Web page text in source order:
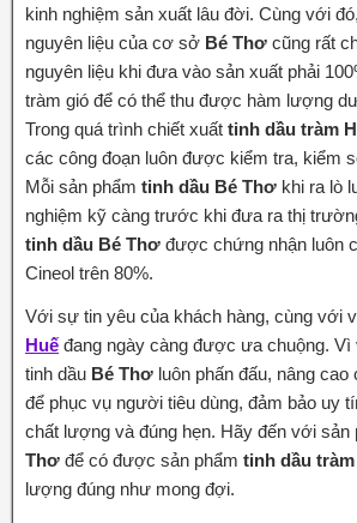
kinh nghiệm sản xuất lâu đời. Cùng với
nguyên liệu của cơ sở Bé Thơ cũng rất
nguyên liệu khi đưa vào sản xuất phải
tràm gió để có thể thu được hàm lượng
Trong quá trình chiết xuất tinh dầu tràm
các công đoạn luôn được kiểm tra, kiểm
Mỗi sản phẩm tinh dầu Bé Thơ khi ra lò
nghiệm kỹ càng trước khi đưa ra thị
tinh dầu Bé Thơ được chứng nhận luôn
Cineol trên 80%.
Với sự tin yêu của khách hàng, cùng với
Huế đang ngày càng được ưa chuộng.
tinh dầu Bé Thơ luôn phấn đấu, nâng
để phục vụ người tiêu dùng, đảm bảo uy
chất lượng và đúng hẹn. Hãy đến với sản
Thơ để có được sản phẩm tinh dầu
lượng đúng như mong đợi.